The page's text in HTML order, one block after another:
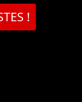
!